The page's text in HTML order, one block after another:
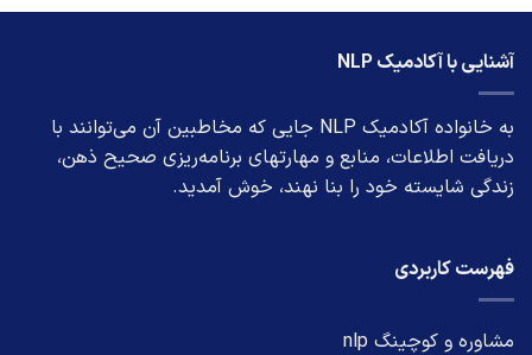
آشنایی با آکادمیک NLP
به خانواده آکادمیک NLP جایی که مخاطبین آن می‌توانند با
دریافت اطلاعات، منابع و مهارتهای برنامه‌ریزی صحیح ذهن،
زندگی شایسته خود را بنا نهند، خوش آمدید.
فهرست کاربردی
مشاوره و کوچینگ nlp